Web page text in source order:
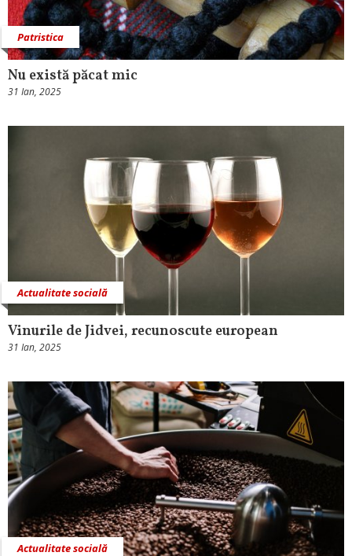
Patristica
Nu există păcat mic
31 Ian, 2025
Actualitate socială
Vinurile de Jidvei, recunoscute european
31 Ian, 2025
Actualitate socială